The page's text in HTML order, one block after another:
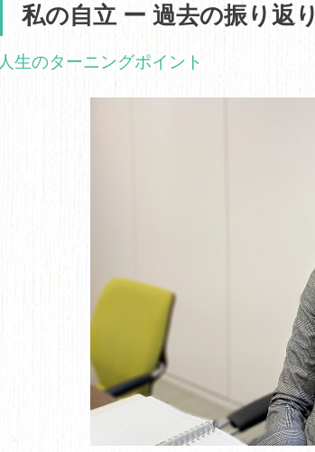
私の自立 ー 過去の振り返り
人生のターニングポイント